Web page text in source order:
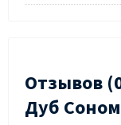
Отзывов
Дуб